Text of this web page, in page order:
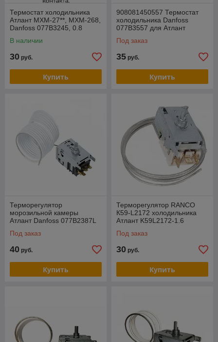
Термостат холодильника
Атлант МХМ-27**, МХМ-268,
Danfoss 077B3245, 0.8
908081829690
В наличии
30 руб.
Купить
908081450557 Термостат
холодильника Danfoss
077В3557 для Атлант
Под заказ
35 руб.
Купить
Терморегулятор
морозильной камеры
Атлант Danfoss 077B2387L
Под заказ
40 руб.
Купить
Терморегулятор RANCO
К59-L2172 холодильника
Атлант K59L2172-1.6
Под заказ
30 руб.
Купить